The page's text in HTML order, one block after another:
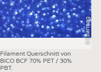
(c) Barmag
Filament Querschnitt von
BICO BCF 70% PET / 30%
PBT.